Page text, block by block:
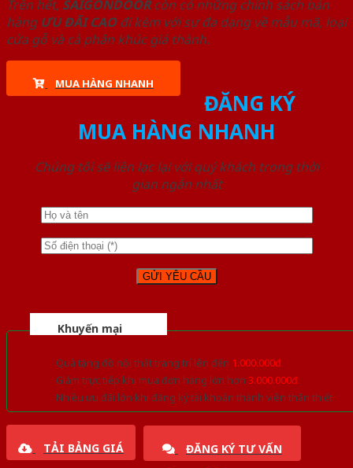
Trên hết, SAIGONDOORcòn có những chính sách bán
hàng ƯU ĐÃI CAOđi kèm với sự đa dạng về mẫu mã, loại
cửa gỗ và cả phân khúc giá thành.
MUA HÀNG NHANH
ĐĂNG KÝ
MUA HÀNG NHANH
Chúng tôi sẽ liên lạc lại với quý khách trong thời
gian ngắn nhất
Khuyến mại
Quà tặng đồ nội thất trang trí lên đến 1.000.000đ
Giảm trực tiếp khi mua đơn hàng lớn hơn 3.000.000đ
Nhiều ưu đãi lớn khi đăng ký tài khoản thành viên thân thiết
TẢI BẢNG GIÁ ĐĂNG KÝ TƯ VẤN